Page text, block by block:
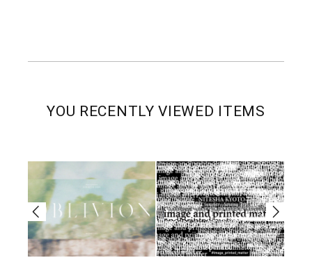
YOU RECENTLY VIEWED ITEMS